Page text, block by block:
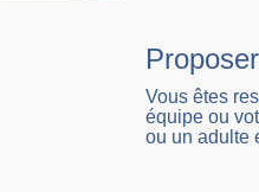
Vous êtes
équipe ou
ou un adulte